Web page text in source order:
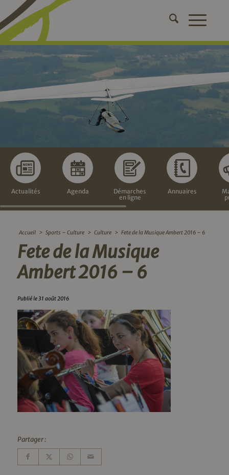
Actualités Agenda
Démarches
en ligne
Annuaires
Accueil > Sports – Culture > Culture > Fete de la Musique Ambert 2016 – 6
Fete de la Musique
Ambert 2016 – 6
Publié le 31 août 2016
Partager :